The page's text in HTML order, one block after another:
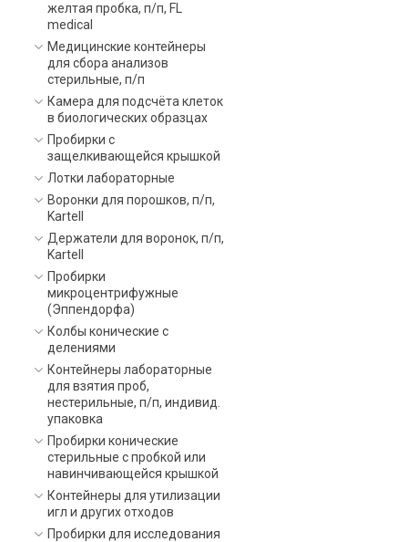
желтая пробка, п/п, FL
medical
Медицинские контейнеры
для сбора анализов
стерильные, п/п
Камера для подсчёта клеток
в биологических образцах
Пробирки с
защелкивающейся крышкой
Лотки лабораторные
Воронки для порошков, п/п,
Kartell
Держатели для воронок, п/п,
Kartell
Пробирки
микроцентрифужные
(Эппендорфа)
Колбы конические с
делениями
Контейнеры лабораторные
для взятия проб,
нестерильные, п/п, индивид.
упаковка
Пробирки конические
стерильные с пробкой или
навинчивающейся крышкой
Контейнеры для утилизации
игл и других отходов
Пробирки для исследования